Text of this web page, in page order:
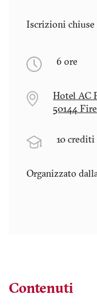
Iscrizioni chiuse
6 ore
Hotel AC
50144
10
Organizzato
Contenuti